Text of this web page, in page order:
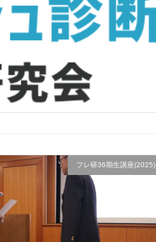
フレ研36期生講座(2025)